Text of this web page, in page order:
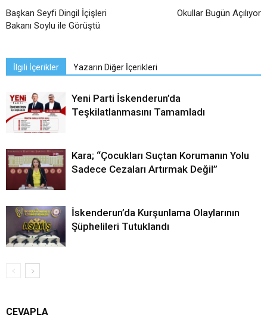
Başkan Seyfi Dingil İçişleri
Bakanı Soylu ile Görüştü
Okullar Bugün Açılıyor
İlgili İçerikler Yazarın Diğer İçerikleri
Yeni Parti İskenderun’da
Teşkilatlanmasını Tamamladı
Kara; “Çocukları Suçtan Korumanın Yolu
Sadece Cezaları Artırmak Değil”
İskenderun’da Kurşunlama Olaylarının
Şüphelileri Tutuklandı
CEVAPLA